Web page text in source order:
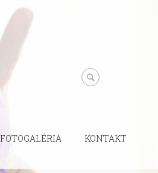
FOTOGALÉRIA KONTAKT